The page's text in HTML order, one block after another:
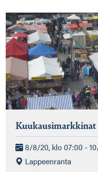
Kuukausimarkkinat
8/8/20, klo 07:00 -
Lappeenranta